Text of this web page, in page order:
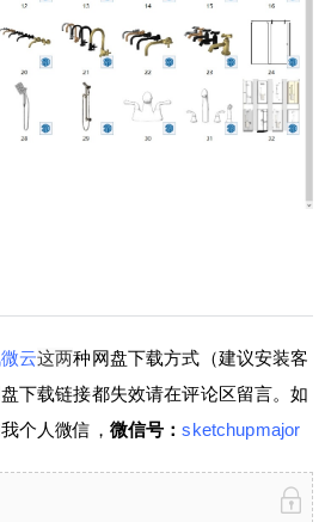
云这两种网盘下载方式（建议安装客
下载链接都失效请在评论区留言。如
个人微信， 微信号：sketchupmajor
百度网盘、腾讯微云这两种网
装客户端下载），如果两种网
在评论区留言。如果有其它问
微信，微信号：sketchupmajor
需要登录才能查看 登录立刻
为VIP会员⋘点击了解详情，
详情，0基础直接晋级为Sk
加少校微信号1：sketchupmaj